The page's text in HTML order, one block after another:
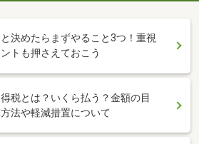
決めたらまずやること3つ！重視
トも押さえておこう
税とは？いくら払う？金額の目
法や軽減措置について